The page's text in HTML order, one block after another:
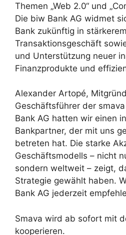
Themen „Web 2.0“ und
Die biw Bank AG widmet
Bank zukünftig in
Transaktionsgeschäft
und Unterstützung neuer
Finanzprodukte und
Alexander Artopé,
Geschäftsführer der
Bank AG hatten wir einen
Bankpartner, der mit uns
betreten hat. Die starke
Geschäftsmodells – nicht
sondern weltweit – zeigt,
Strategie gewählt haben.
Bank AG jederzeit
Smava wird ab sofort mit
kooperieren.